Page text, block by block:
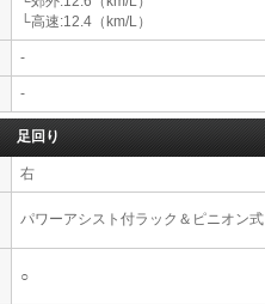
└高速:12.4（km/L）
-
-
足回り
右
パワーアシスト付ラック＆ピニオン式
○